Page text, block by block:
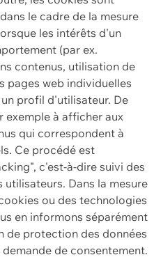
le cadre de la mesure
les intérêts d'un
(par ex.
contenus, utilisation de
pages web individuelles
profil d'utilisateur. De
à afficher aux
qui correspondent à
Ce procédé est
c'est-à-dire suivi des
Dans la mesure
ou des technologies
en informons séparément
de protection des données
de consentement.